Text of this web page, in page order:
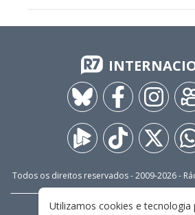
Todos os direitos reservados - 2009-2026-
Utilizamos cookies e tecnologia